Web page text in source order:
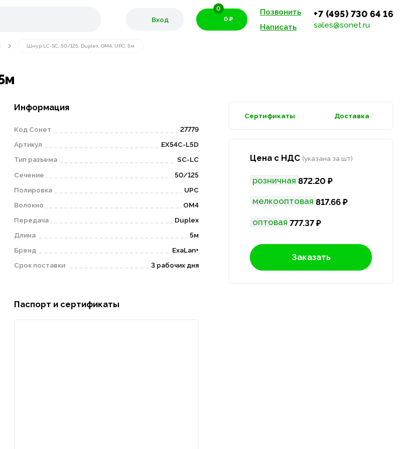
Вход 0 ₽
0
Позвонить
Написать
+7 (495) 730 64 16
sales@sonet.ru
Шнур LC-SC, 50/125, Duplex, OM4, UPC, 5м
Информация
Код Сонет
27779
Артикул
EX54C-L5D
Тип разъема
SC-LC
Сечение
50/125
Полировка
UPC
Волокно
OM4
Передача
Duplex
Длина
5м
Бренд
ExaLan+
Срок поставки
3 рабочих дня
Паспорт и сертификаты
Сертификаты Доставка
Цена с НДС (указана за шт)
розничная 872.20 ₽
мелкооптовая 817.66 ₽
оптовая 777.37 ₽
Заказать